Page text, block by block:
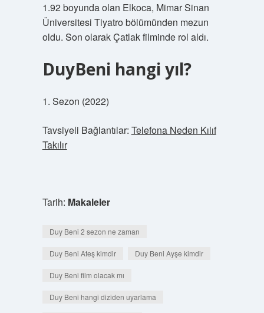
1.92 boyunda olan Elkoca, Mimar Sinan
Üniversitesi Tiyatro bölümünden mezun
oldu. Son olarak Çatlak filminde rol aldı.
DuyBeni hangi yıl?
1. Sezon (2022)
Tavsiyeli Bağlantılar: Telefona Neden Kılıf
Takılır
Tarih: Makaleler
Duy Beni 2 sezon ne zaman
Duy Beni Ateş kimdir Duy Beni Ayşe kimdir
Duy Beni film olacak mı
Duy Beni hangi diziden uyarlama